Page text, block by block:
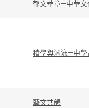
郁文華章—中華
積學與涵泳—中學
藝文共韻